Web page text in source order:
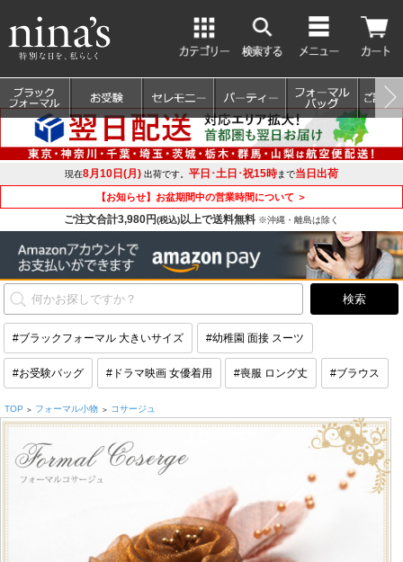
現在8月10日(月) 出荷です。 平日･土日･祝15時まで当日出荷
【お知らせ】お盆期間中の営業時間について ＞
ご注文合計3,980円(税込)以上で送料無料 ※沖縄・離島は除く
#ブラックフォーマル 大きいサイズ #幼稚園 面接 スーツ
#お受験バッグ #ドラマ映画 女優着用 #喪服 ロング丈 #ブラウス
TOP > フォーマル小物 > コサージュ